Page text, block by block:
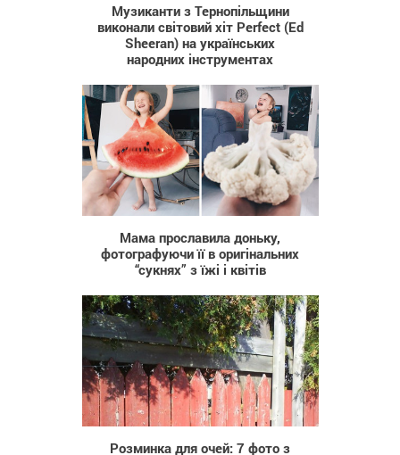
Музиканти з Тернопільщини
виконали світовий хіт Perfect (Ed
Sheeran) на українських
народних інструментах
2 797
Мама прославила доньку,
фотографуючи її в оригінальних
“сукнях” з їжі і квітів
1 051
Розминка для очей: 7 фото з